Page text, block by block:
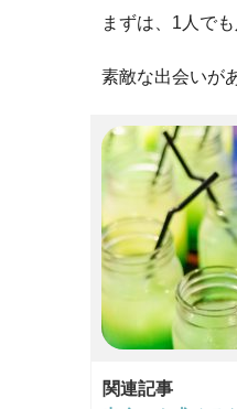
まずは、1人で
素敵な出会いが
関連記事